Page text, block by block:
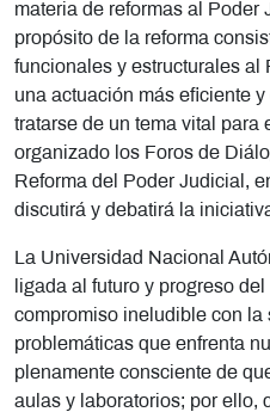
materia de reformas al Poder
propósito de la reforma
funcionales y estructurales al
una actuación más eficiente
tratarse de un tema vital para
organizado los Foros de
Reforma del Poder Judicial,
discutirá y debatirá la
La Universidad Nacional
ligada al futuro y progreso
compromiso ineludible con la
problemáticas que enfrenta
plenamente consciente de
aulas y laboratorios; por ello,